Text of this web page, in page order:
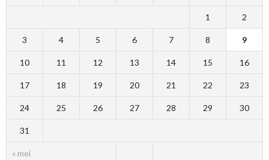
« mei
1 2
3 4 5 6 7 8 9
10 11 12 13 14 15 16
17 18 19 20 21 22 23
24 25 26 27 28 29 30
31